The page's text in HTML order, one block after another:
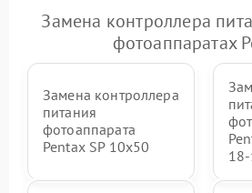
Замена контроллера
фотоаппаратах
Замена контроллера
питания
фотоаппарата
Pentax SP 10x50
18-